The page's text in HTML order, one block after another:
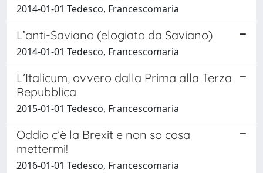
2014-01-01 Tedesco, Francescomaria
L’anti-Saviano (elogiato da Saviano)
2014-01-01 Tedesco, Francescomaria
L’Italicum, ovvero dalla Prima alla Terza
Repubblica
2015-01-01 Tedesco, Francescomaria
Oddio c’è la Brexit e non so cosa
mettermi!
2016-01-01 Tedesco, Francescomaria